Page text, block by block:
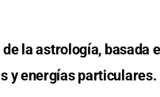
la astrología, basada
y energías particulares.